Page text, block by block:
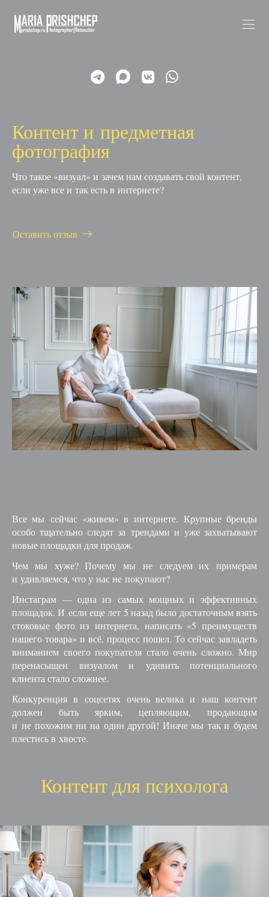
Контент и предметная
фотография
Что такое «визуал» и зачем нам создавать свой контент,
если уже все и так есть в интернете?
Оставить отзыв
Все мы сейчас «живем» в интернете. Крупные бренды
особо тщательно следят за трендами и уже захватывают
новые площадки для продаж.
Чем мы хуже? Почему мы не следуем их примерам
и удивляемся, что у нас не покупают?
Инстаграм — одна из самых мощных и эффективных
площадок. И если еще лет 5 назад было достаточным взять
стоковые фото из интернета, написать «5 преимуществ
нашего товара» и всё, процесс пошел. То сейчас завладеть
вниманием своего покупателя стало очень сложно. Мир
перенасыщен визуалом и удивить потенциального
клиента стало сложнее.
Конкуренция в соцсетях очень велика и наш контент
должен быть ярким, цепляющим, продающим
и не похожим ни на один другой! Иначе мы так и будем
плестись в хвосте.
Контент для психолога